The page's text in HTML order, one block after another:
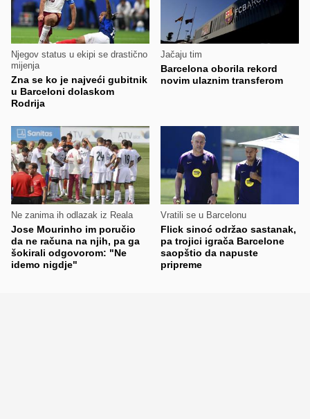
Njegov status u ekipi se drastično
mijenja
Zna se ko je najveći gubitnik
u Barceloni dolaskom
Rodrija
Jačaju tim
Barcelona oborila rekord
novim ulaznim transferom
Ne zanima ih odlazak iz Reala
Jose Mourinho im poručio
da ne računa na njih, pa ga
šokirali odgovorom: "Ne
idemo nigdje"
Vratili se u Barcelonu
Flick sinoć održao sastanak,
pa trojici igrača Barcelone
saopštio da napuste
pripreme